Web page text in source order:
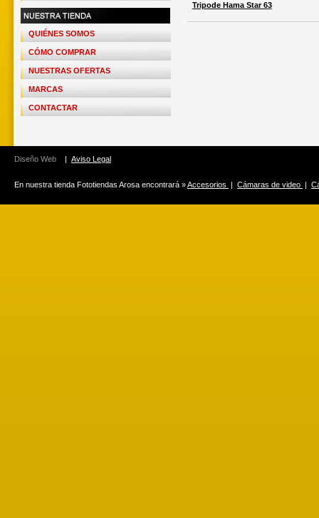
QUIÉNES SOMOS
CÓMO COMPRAR
NUESTRAS OFERTAS
MARCAS
CONTACTAR
Tripode Hama Star 63
Diseño Web | Aviso Legal
En nuestra tienda Fototiendas Arosa encontrará »Accesorios | Cámaras de video |